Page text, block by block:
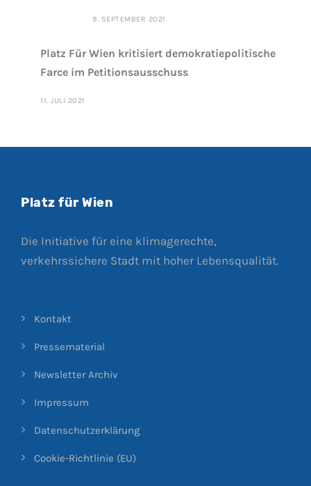
9. SEPTEMBER 2021
Platz Für Wien kritisiert demokratiepolitische
Farce im Petitionsausschuss
11. JULI 2021
Platz für Wien
Die Initiative für eine klimagerechte,
verkehrssichere Stadt mit hoher Lebensqualität.
Kontakt
Pressematerial
Newsletter Archiv
Impressum
Datenschutzerklärung
Cookie-Richtlinie (EU)